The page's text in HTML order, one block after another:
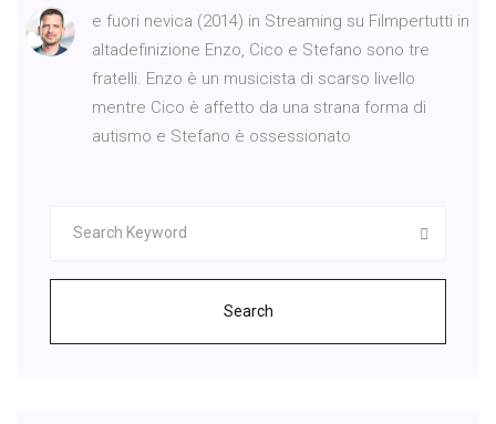
e fuori nevica (2014) in Streaming su Filmpertutti in
altadefinizione Enzo, Cico e Stefano sono tre
fratelli. Enzo è un musicista di scarso livello
mentre Cico è affetto da una strana forma di
autismo e Stefano è ossessionato
Search